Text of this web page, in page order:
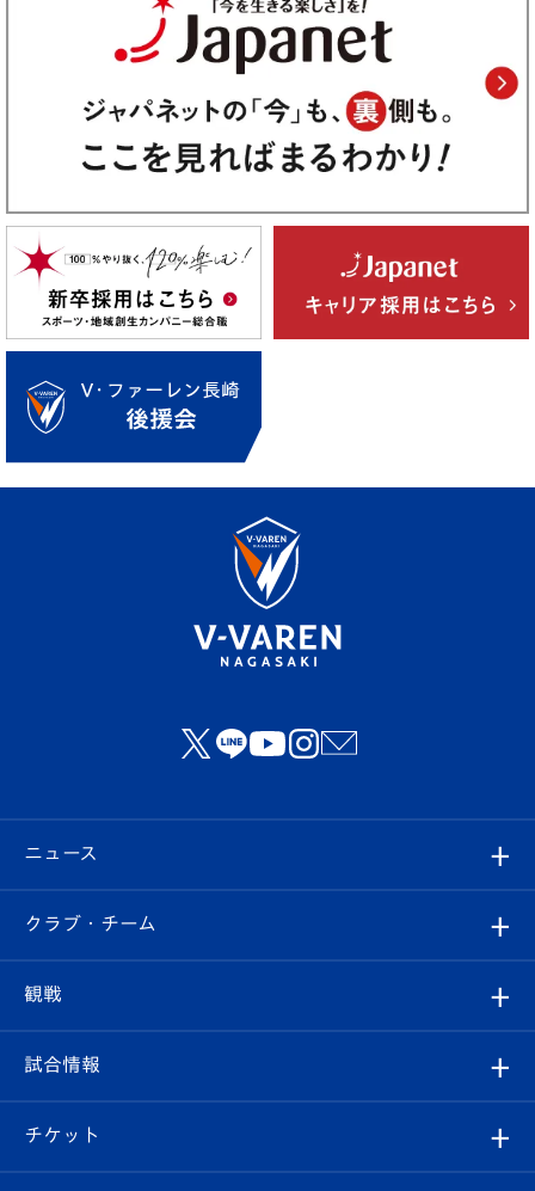
ニュース
すべて
クラブ
試合情報
クラブ・チーム
クラブ概要
エンブレム紹介
観戦
観戦ルール
はじめての観戦ガイド
試合情報
試合日程/結果
チケット